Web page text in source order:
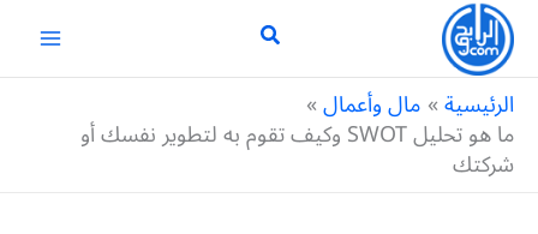
تخطي
المحتوى
الرئيسية مال وأعمال
ما هو تحليل SWOT وكيف تقوم به لتطوير نفسك أو
شركتك